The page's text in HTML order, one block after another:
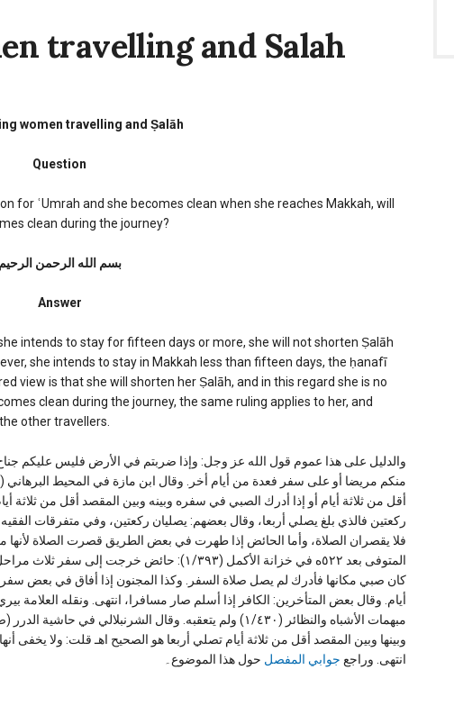
travelling and Salah
women travelling and Ṣalāh
Question
for ʿUmrah and she becomes clean when she reaches Makkah, will
clean during the journey?
بسم الله الرحمن الرحیم
Answer
intends to stay for fifteen days or more, she will not shorten Ṣalāh
she intends to stay in Makkah less than fifteen days, the ḥanafī
view is that she will shorten her Ṣalāh, and in this regard she is no
clean during the journey, the same ruling applies to her, and
other travellers.
والدليل على هذا عموم قول الله عز وجل: وإذا ضربتم في الأرض فلیس علیكم
أقل من ثلاثة أیام أو إذا أدرك الصبي في سفره وبینه وبین المقصد أقل من ثلاثة
ركعتین فالذي بلغ یصلي أربعا، وقال بعضهم: یصلیان ركعتین، وفي متفرقات الفقیه
فلا یقصران الصلاة، وأما الحائض إذا طهرت في بعض الطریق قصرت الصلاة لأنها
المتوفى بعد ٥٢٢ه في خزانة الأكمل (١/٣٩٣): حائض
كان صبي مكانها فأدرك لم يصل صلاة السفر. وكذا المجنون إذا أفاق في بعض
وبينها وبين المقصد أقل من ثلاثة أيام تصلي أربعا هو الصحيح اهـ قلت: ولا يخفى
انتهى. وراجع جوابي المفصل حول هذا الموضوع۔